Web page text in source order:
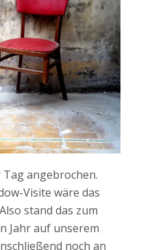
angebrochen.
Visite wäre das
stand das zum
Jahr auf unserem
noch an